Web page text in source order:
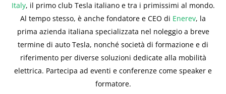
Italy, il primo club Tesla italiano e tra i primissimi al mondo.
Al tempo stesso, è anche fondatore e CEO di Enerev, la
prima azienda italiana specializzata nel noleggio a breve
termine di auto Tesla, nonché società di formazione e di
riferimento per diverse soluzioni dedicate alla mobilità
elettrica. Partecipa ad eventi e conferenze come speaker e
formatore.